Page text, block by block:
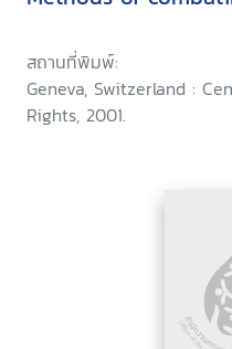
สถานที่พิมพ์:
Geneva, Switzerland :
Rights, 2001.